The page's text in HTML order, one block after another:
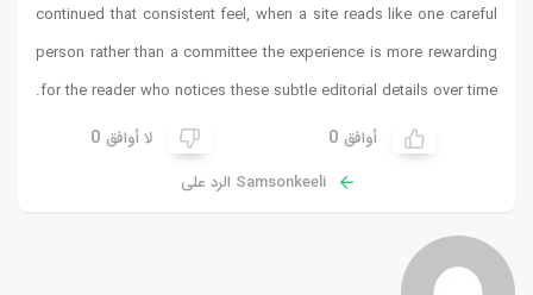
continued that consistent feel, when a site reads like one careful
person rather than a committee the experience is more rewarding
for the reader who notices these subtle editorial details over time.
أوافق 0 لا أوافق 0
Samsonkeeli الرد على